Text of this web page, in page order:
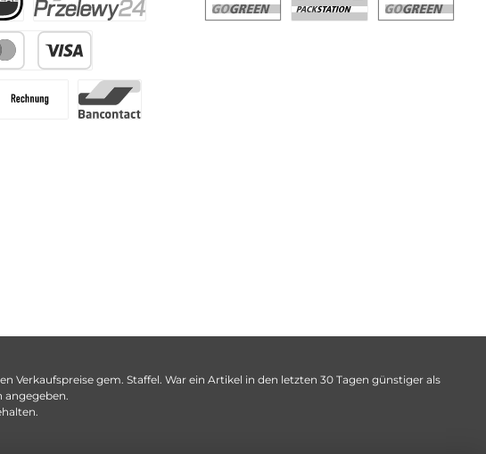
Verkaufspreise gem. Staffel. War ein Artikel in den letzten 30 Tagen günstiger als
angegeben.